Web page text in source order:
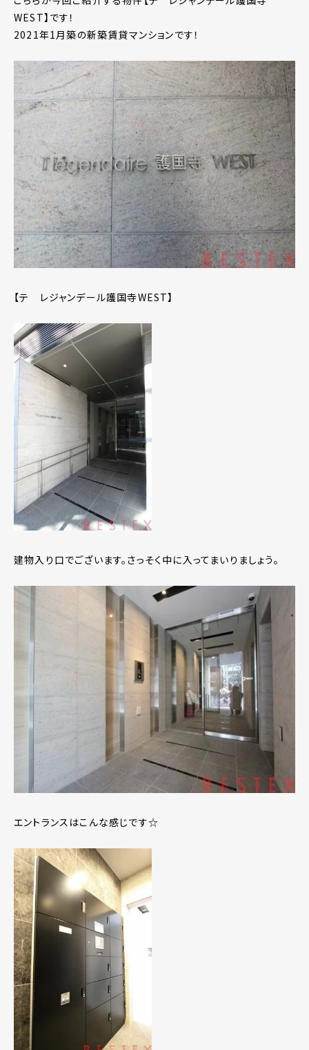
WEST】です！
2021年1月築の新築賃貸マンションです！
【テ レジャンデール護国寺WEST】
建物入り口でございます。さっそく中に入ってまいりましょう。
エントランスはこんな感じです☆